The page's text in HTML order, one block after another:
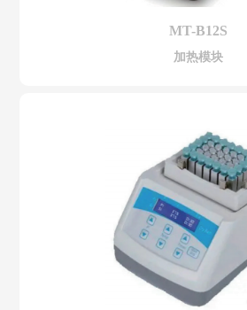
MT-B12S
加热模块